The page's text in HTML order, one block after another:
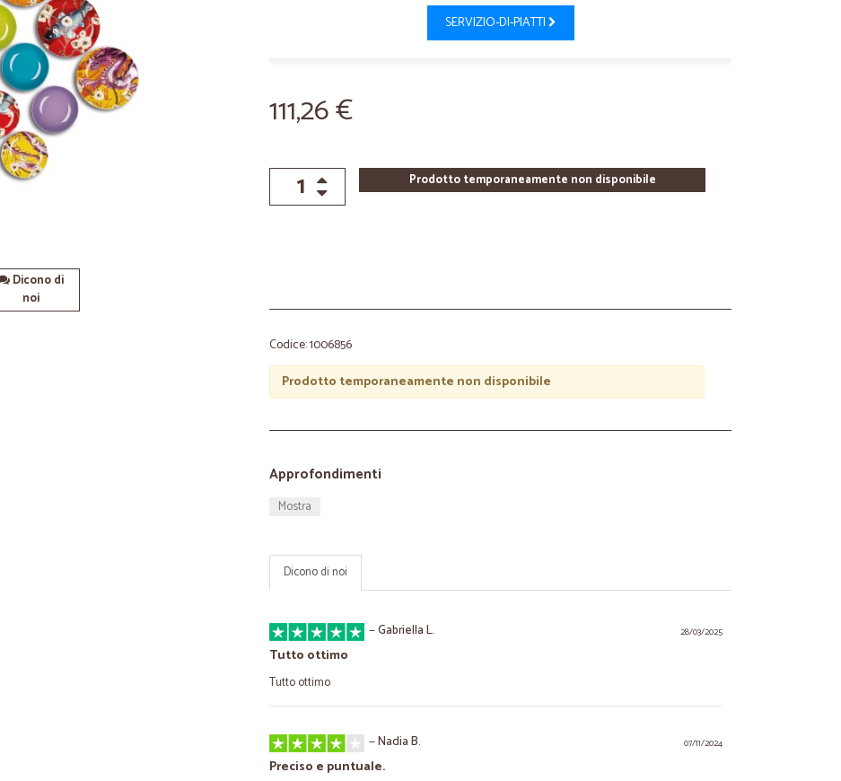
Dicono di
noi
SERVIZIO-DI-PIATTI
111,26 €
Prodotto temporaneamente non disponibile
Codice: 1006856
Prodotto temporaneamente non disponibile
Approfondimenti
Mostra
Dicono di noi
28/03/2025
—Gabriella L.
Tutto ottimo
Tutto ottimo
07/11/2024
—Nadia B.
Preciso e puntuale.